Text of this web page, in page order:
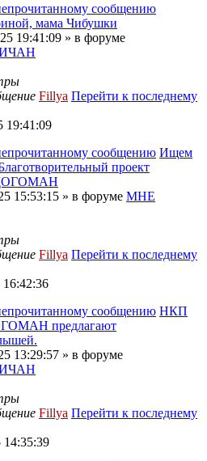
сообщению
мама Чибушки
19:41:09 » в форуме
Fillya Перейти к последнему
19:41:09
сообщению Ищем
проект
15:53:15 » в форуме МНЕ
Fillya Перейти к последнему
16:42:36
сообщению НКП
предлагают
13:29:57 » в форуме
Fillya Перейти к последнему
14:35:39